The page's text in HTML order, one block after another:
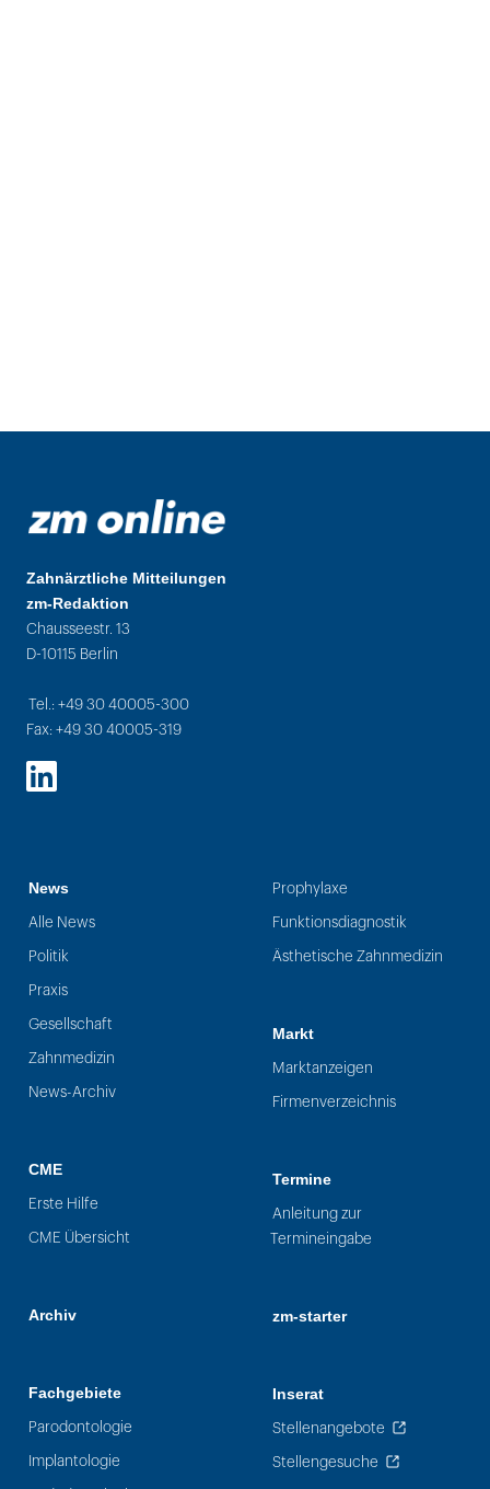
Zahnärztliche Mitteilungen
zm-Redaktion
Chausseestr. 13
D-10115 Berlin
Tel.: +49 30 40005-300
Fax: +49 30 40005-319
LinkedIn
News
Alle News
Politik
Praxis
Gesellschaft
Zahnmedizin
News-Archiv
CME
Erste Hilfe
CME Übersicht
Archiv
Fachgebiete
Parodontologie
Implantologie
Prophylaxe
Funktionsdiagnostik
Ästhetische Zahnmedizin
Markt
Marktanzeigen
Firmenverzeichnis
Termine
Anleitung zur
Termineingabe
zm-starter
Inserat
Stellenangebote
Stellengesuche